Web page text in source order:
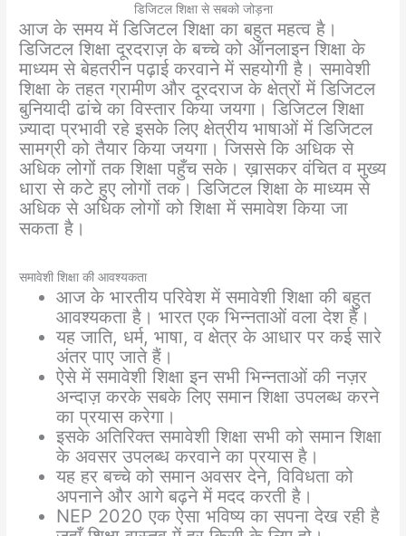
डिजिटल शिक्षा से सबको जोड़ना
आज के समय में डिजिटल शिक्षा का बहुत महत्व है।
डिजिटल शिक्षा दूरदराज़ के बच्चे को ऑनलाइन शिक्षा के
माध्यम से बेहतरीन पढ़ाई करवाने में सहयोगी है। समावेशी
शिक्षा के तहत ग्रामीण और दूरदराज के क्षेत्रों में डिजिटल
बुनियादी ढांचे का विस्तार किया जयगा। डिजिटल शिक्षा
ज़्यादा प्रभावी रहे इसके लिए क्षेत्रीय भाषाओं में डिजिटल
सामग्री को तैयार किया जयगा। जिससे कि अधिक से
अधिक लोगों तक शिक्षा पहुँच सके। ख़ासकर वंचित व मुख्य
धारा से कटे हुए लोगों तक। डिजिटल शिक्षा के माध्यम से
अधिक से अधिक लोगों को शिक्षा में समावेश किया जा
सकता है।
समावेशी शिक्षा की आवश्यकता
आज के भारतीय परिवेश में समावेशी शिक्षा की बहुत
आवश्यकता है। भारत एक भिन्नताओं वला देश हैं।
यह जाति, धर्म, भाषा, व क्षेत्र के आधार पर कई सारे
अंतर पाए जाते हैं।
ऐसे में समावेशी शिक्षा इन सभी भिन्नताओं की नज़र
अन्दाज़ करके सबके लिए समान शिक्षा उपलब्ध करने
का प्रयास करेगा।
इसके अतिरिक्त समावेशी शिक्षा सभी को समान शिक्षा
के अवसर उपलब्ध करवाने का प्रयास है।
यह हर बच्चे को समान अवसर देने, विविधता को
अपनाने और आगे बढ़ने में मदद करती है।
NEP 2020 एक ऐसा भविष्य का सपना देख रही है